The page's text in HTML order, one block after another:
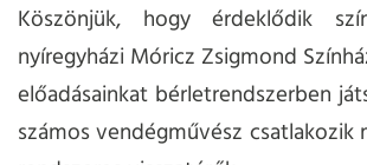
Köszönjük, hogy érdeklődik
nyíregyházi Móricz Zsigmond
előadásainkat bérletrendszerben
számos vendégművész